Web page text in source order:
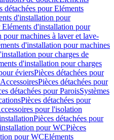
détachées pour Eléments
d'installation pour
Eléments d'installation pour
machines à laver et lave-
d'installation pour machines
pour charges de
d'installation pour charges
éviersPièces détachées pour
AccessoiresPièces détachées pour
détachées pour ParoisSystèmes
Pièces détachées pour
pour l'isolation
Pièces détachées pour
pour WCPièces
pour WCEléments